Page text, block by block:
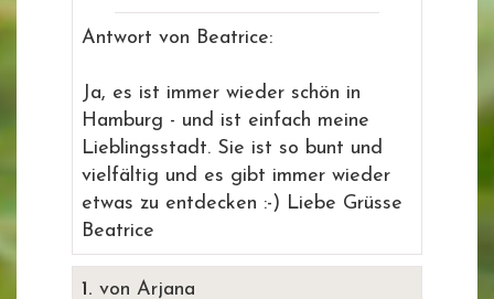
Antwort von Beatrice:
Ja, es ist immer wieder schön in
Hamburg - und ist einfach meine
Lieblingsstadt. Sie ist so bunt und
vielfältig und es gibt immer wieder
etwas zu entdecken :-) Liebe Grüsse
Beatrice
1. von Arjana